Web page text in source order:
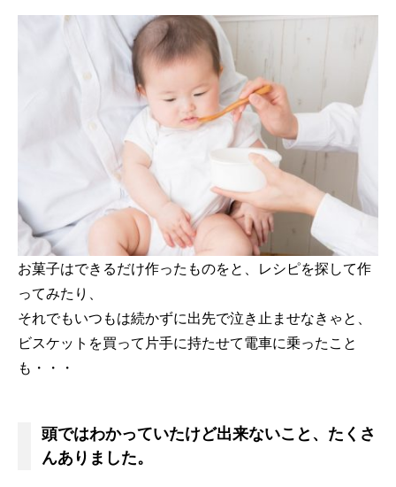
お菓子はできるだけ作ったものをと、レシピを探して作
ってみたり、
それでもいつもは続かずに出先で泣き止ませなきゃと、
ビスケットを買って片手に持たせて電車に乗ったこと
も・・・
頭ではわかっていたけど出来ないこと、たくさ
んありました。